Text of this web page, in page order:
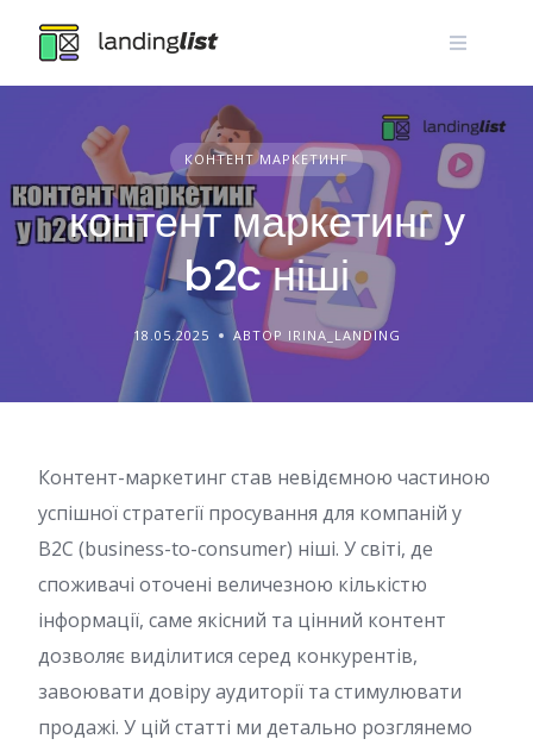
content
КОНТЕНТ МАРКЕТИНГ
контент маркетинг у
b2c ніші
18.05.2025 АВТОР IRINA_LANDING
Контент-маркетинг став невідємною частиною
успішної стратегії просування для компаній у
B2C (business-to-consumer) ніші. У світі, де
споживачі оточені величезною кількістю
інформації, саме якісний та цінний контент
дозволяє виділитися серед конкурентів,
завоювати довіру аудиторії та стимулювати
продажі. У цій статті ми детально розглянемо